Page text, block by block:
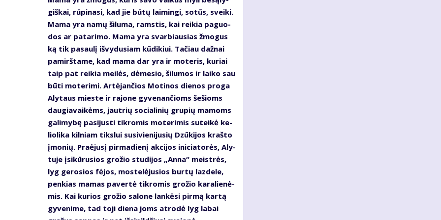
giš­kai, rū­pi­na­si, kad jie bū­tų lai­min­gi, so­tūs, svei­ki.
Ma­ma yra na­mų ši­lu­ma, rams­tis, kai rei­kia pa­guo­
dos ar pa­ta­ri­mo. Ma­ma yra svar­biau­sias žmo­gus
ką tik pa­sau­lį iš­vy­du­siam kū­di­kiui. Ta­čiau daž­nai
pa­mirš­ta­me, kad ma­ma dar yra ir mo­te­ris, ku­riai
taip pat rei­kia mei­lės, dė­me­sio, ši­lu­mos ir lai­ko sau
bū­ti mo­te­ri­mi. Ar­tė­jan­čios Mo­ti­nos die­nos pro­ga
Aly­taus mies­te ir ra­jo­ne gy­ve­nan­čioms še­šioms
dau­gia­vai­kėms, jaut­rių so­cia­li­nių gru­pių ma­moms
ga­li­my­bę pa­si­jus­ti tik­ro­mis mo­te­ri­mis su­tei­kė ke­
lio­li­ka kil­niam tiks­lui su­si­vie­ni­ju­sių Dzū­ki­jos kraš­to
įmo­nių. Pra­ėju­sį pir­ma­die­nį ak­ci­jos ini­cia­to­rės, Aly­
tu­je įsi­kū­ru­sios gro­žio stu­di­jos „An­na“ meist­rės,
lyg ge­ro­sios fė­jos, mos­te­lė­ju­sios bur­tų laz­de­le,
pen­kias ma­mas pa­ver­tė tik­ro­mis gro­žio ka­ra­lie­nė­
mis. Kai ku­rios gro­žio sa­lo­ne lan­kė­si pir­mą kar­tą
gy­ve­ni­me, tad to­ji die­na joms at­ro­dė lyg la­bai